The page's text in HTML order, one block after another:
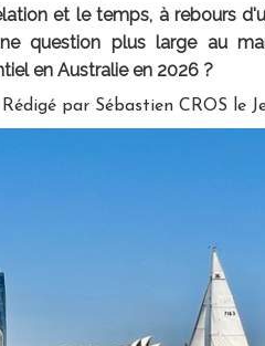
et le temps, à rebours
question plus large au
en Australie en 2026 ?
Rédigé par Sébastien CROS le